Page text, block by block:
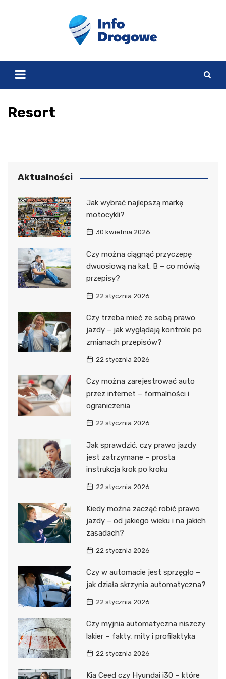
Resort
Aktualności
Jak wybrać najlepszą markę
motocykli?
30 kwietnia 2026
Czy można ciągnąć przyczepę
dwuosiową na kat. B – co mówią
przepisy?
22 stycznia 2026
Czy trzeba mieć ze sobą prawo
jazdy – jak wyglądają kontrole po
zmianach przepisów?
22 stycznia 2026
Czy można zarejestrować auto
przez internet – formalności i
ograniczenia
22 stycznia 2026
Jak sprawdzić, czy prawo jazdy
jest zatrzymane – prosta
instrukcja krok po kroku
22 stycznia 2026
Kiedy można zacząć robić prawo
jazdy – od jakiego wieku i na jakich
zasadach?
22 stycznia 2026
Czy w automacie jest sprzęgło –
jak działa skrzynia automatyczna?
22 stycznia 2026
Czy myjnia automatyczna niszczy
lakier – fakty, mity i profilaktyka
22 stycznia 2026
Kia Ceed czy Hyundai i30 – które